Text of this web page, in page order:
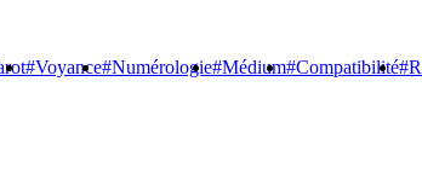
#Voyance#Numérologie#Médium#Compatibilité